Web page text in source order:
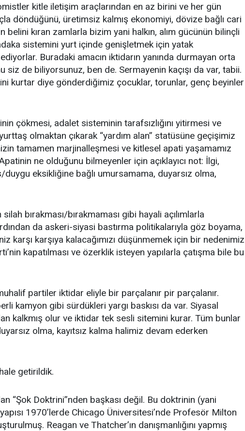
kitle iletişim araçlarından en az birini ve her gün
döndüğünü, üretimsiz kalmış ekonomiyi, dövize bağlı cari
belini kıran zamlarla bizim yani halkın, alım gücünün bilinçli
sistemini yurt içinde genişletmek için yatak
ediyorlar. Buradaki amacın iktidarın yanında durmayan orta
siz de biliyorsunuz, ben de. Sermayenin kaçışı da var, tabii.
kurtar diye gönderdiğimiz çocuklar, torunlar, genç beyinler
çökmesi, adalet sisteminin tarafsızlığını yitirmesi ve
olmaktan çıkarak “yardım alan” statüsüne geçişimiz
tamamen marjinalleşmesi ve kitlesel apati yaşamamız
ne olduğunu bilmeyenler için açıklayıcı not: İlgi,
eksikliğine bağlı umursamama, duyarsız olma,
silah bırakması/bırakmaması gibi hayali açılımlarla
da askeri-siyasi bastırma politikalarıyla göz boyama,
karşı karşıya kalacağımızı düşünmemek için bir nedenimiz
kapatılması ve özerklik isteyen yapılarla çatışma bile bu
partiler iktidar eliyle bir parçalanır pir parçalanır.
kamyon gibi sürdükleri yargı baskısı da var. Siyasal
kalkmış olur ve iktidar tek sesli sitemini kurar. Tüm bunlar
olma, kayıtsız kalma halimiz devam ederken
getirildik.
“Şok Doktrini”nden başkası değil. Bu doktrinin (yani
1970’lerde Chicago Üniversitesi’nde Profesör Milton
Reagan ve Thatcher’ın danışmanlığını yapmış